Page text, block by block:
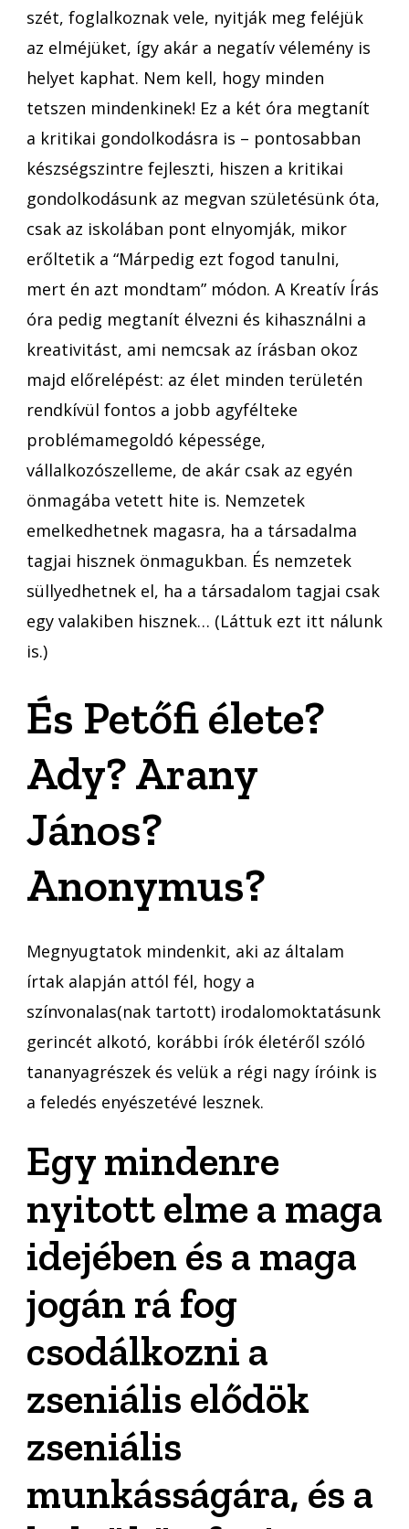
szét, foglalkoznak vele, nyitják meg feléjük
az elméjüket, így akár a negatív vélemény is
helyet kaphat. Nem kell, hogy minden
tetszen mindenkinek! Ez a két óra megtanít
a kritikai gondolkodásra is – pontosabban
készségszintre fejleszti, hiszen a kritikai
gondolkodásunk az megvan születésünk óta,
csak az iskolában pont elnyomják, mikor
erőltetik a “Márpedig ezt fogod tanulni,
mert én azt mondtam” módon. A Kreatív Írás
óra pedig megtanít élvezni és kihasználni a
kreativitást, ami nemcsak az írásban okoz
majd előrelépést: az élet minden területén
rendkívül fontos a jobb agyfélteke
problémamegoldó képessége,
vállalkozószelleme, de akár csak az egyén
önmagába vetett hite is. Nemzetek
emelkedhetnek magasra, ha a társadalma
tagjai hisznek önmagukban. És nemzetek
süllyedhetnek el, ha a társadalom tagjai csak
egy valakiben hisznek… (Láttuk ezt itt nálunk
is.)
És Petőfi élete?
Ady? Arany
János?
Anonymus?
Megnyugtatok mindenkit, aki az általam
írtak alapján attól fél, hogy a
színvonalas(nak tartott) irodalomoktatásunk
gerincét alkotó, korábbi írók életéről szóló
tananyagrészek és velük a régi nagy íróink is
a feledés enyészetévé lesznek.
Egy mindenre
nyitott elme a maga
idejében és a maga
jogán rá fog
csodálkozni a
zseniális elődök
zseniális
munkásságára, és a